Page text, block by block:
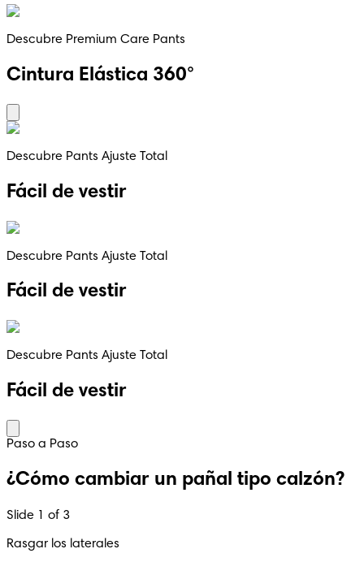
Descubre Premium Care Pants
Cintura Elástica 360°
Descubre Pants Ajuste Total
Fácil de vestir
Descubre Pants Ajuste Total
Fácil de vestir
Descubre Pants Ajuste Total
Fácil de vestir
Paso a Paso
¿Cómo cambiar un pañal tipo calzón?
Slide 1 of 3
Rasgar los laterales